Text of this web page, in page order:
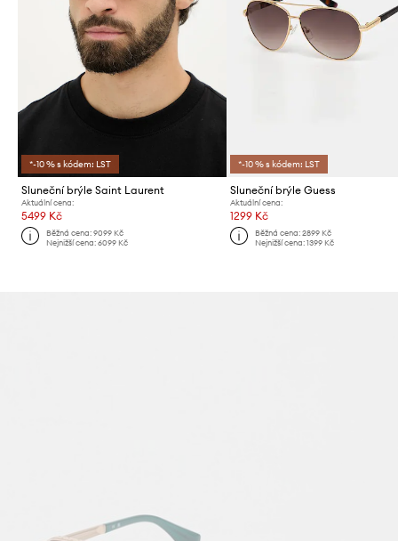
*-10 % s kódem: LST
Sluneční brýle Saint Laurent
Aktuální cena:
5499 Kč
Běžná cena:9099 Kč
Nejnižší cena:6099 Kč
*-10 % s kódem: LST
Sluneční brýle Guess
Aktuální cena:
1299 Kč
Běžná cena: 2899 Kč
Nejnižší cena: 1399 Kč